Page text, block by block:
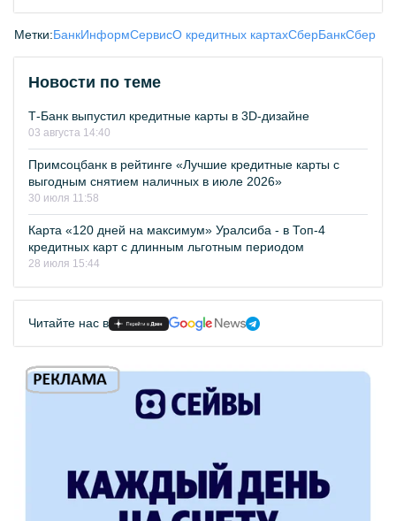
Метки:БанкИнформСервисО кредитных картахСберБанкСбер
Новости по теме
Т-Банк выпустил кредитные карты в 3D-дизайне
03 августа 14:40
Примсоцбанк в рейтинге «Лучшие кредитные карты с
выгодным снятием наличных в июле 2026»
30 июля 11:58
Карта «120 дней на максимум» Уралсиба - в Топ-4
кредитных карт с длинным льготным периодом
28 июля 15:44
Читайте нас в